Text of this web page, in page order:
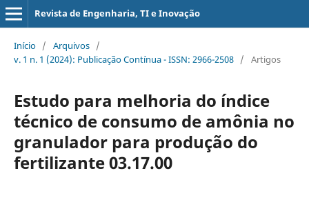
Revista de Engenharia, TI e Inovação
Início / Arquivos /
v. 1 n. 1 (2024): Publicação Contínua - ISSN: 2966-2508 / Artigos
Estudo para melhoria do índice
técnico de consumo de amônia no
granulador para produção do
fertilizante 03.17.00